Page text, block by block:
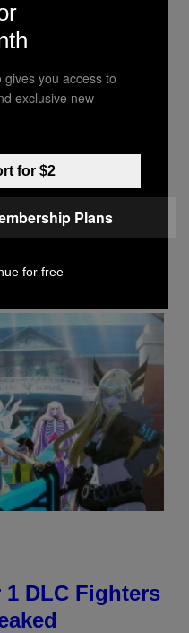
Preachy’:
Bush-Era
This L7 Hit
Galiher
1 DLC Fighters
you access to
exclusive new
for $2
Plans
for free